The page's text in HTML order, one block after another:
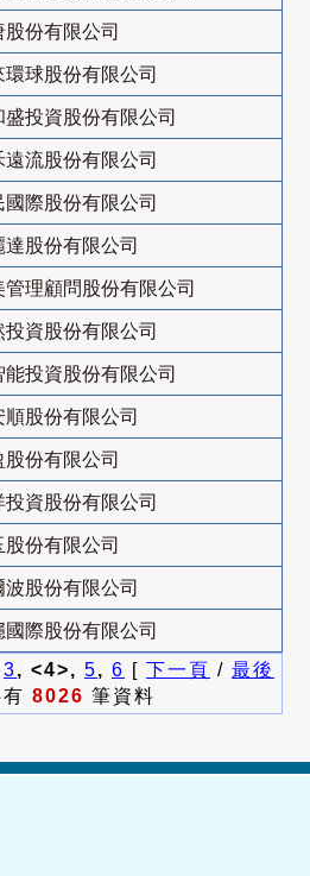
股份有限公司
環球股份有限公司
盛投資股份有限公司
遠流股份有限公司
國際股份有限公司
達股份有限公司
管理顧問股份有限公司
投資股份有限公司
能投資股份有限公司
順股份有限公司
股份有限公司
投資股份有限公司
股份有限公司
波股份有限公司
國際股份有限公司
3, <4>, 5, 6 [ 下一頁 / 最後
8026 筆資料